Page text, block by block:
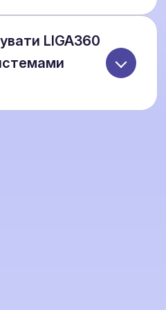
у статусі об’єктів та
контрагентів
партнерів ще
Це мінімізує
атак та незаконних
LIGA360
екологічні дані у
ліцензії в